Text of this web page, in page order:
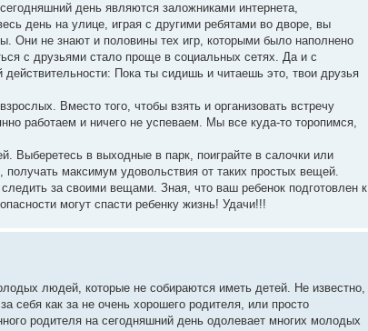
день являются заложниками интернета,
день на улице, играя с другими ребятами во дворе, вы
Они не знают и половины тех игр, которыми было наполнено
с друзьями стало проще в социальных сетях. Да и с
Пока ты сидишь и читаешь это, твои друзья
Вместо того, чтобы взять и организовать встречу
работаем и ничего не успеваем. Мы все куда-то торопимся,
Выберетесь в выходные в парк, поиграйте в салочки или
максимум удовольствия от таких простых вещей.
за своими вещами. Зная, что ваш ребенок подготовлен к
могут спасти ребенку жизнь! Удачи!!!
людей, которые не собираются иметь детей. Не известно,
себя как за не очень хорошего родителя, или просто
родителя на сегодняшний день одолевает многих молодых